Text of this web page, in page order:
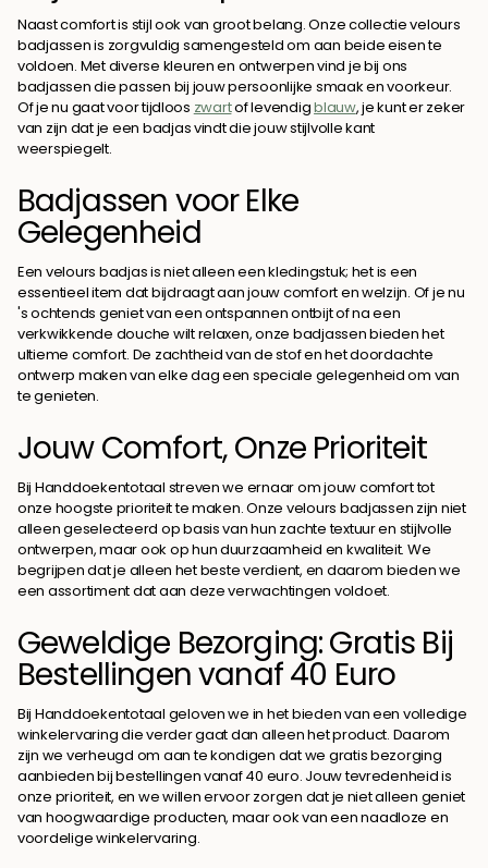
Naast comfort is stijl ook van groot belang. Onze collectie velours
badjassen is zorgvuldig samengesteld om aan beide eisen te
voldoen. Met diverse kleuren en ontwerpen vind je bij ons
badjassen die passen bij jouw persoonlijke smaak en voorkeur.
Of je nu gaat voor tijdloos zwartof levendigblauw, je kunt er zeker
van zijn dat je een badjas vindt die jouw stijlvolle kant
weerspiegelt.
Badjassen voor Elke
Gelegenheid
Een velours badjas is niet alleen een kledingstuk; het is een
essentieel item dat bijdraagt aan jouw comfort en welzijn. Of je nu
's ochtends geniet van een ontspannen ontbijt of na een
verkwikkende douche wilt relaxen, onze badjassen bieden het
ultieme comfort. De zachtheid van de stof en het doordachte
ontwerp maken van elke dag een speciale gelegenheid om van
te genieten.
Jouw Comfort, Onze Prioriteit
Bij Handdoekentotaal streven we ernaar om jouw comfort tot
onze hoogste prioriteit te maken. Onze velours badjassen zijn niet
alleen geselecteerd op basis van hun zachte textuur en stijlvolle
ontwerpen, maar ook op hun duurzaamheid en kwaliteit. We
begrijpen dat je alleen het beste verdient, en daarom bieden we
een assortiment dat aan deze verwachtingen voldoet.
Geweldige Bezorging: Gratis Bij
Bestellingen vanaf 40 Euro
Bij Handdoekentotaal geloven we in het bieden van een volledige
winkelervaring die verder gaat dan alleen het product. Daarom
zijn we verheugd om aan te kondigen dat we gratis bezorging
aanbieden bij bestellingen vanaf 40 euro. Jouw tevredenheid is
onze prioriteit, en we willen ervoor zorgen dat je niet alleen geniet
van hoogwaardige producten, maar ook van een naadloze en
voordelige winkelervaring.